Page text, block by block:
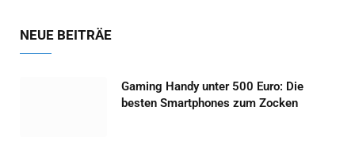
NEUE BEITRÄE
Gaming Handy unter 500 Euro: Die
besten Smartphones zum Zocken